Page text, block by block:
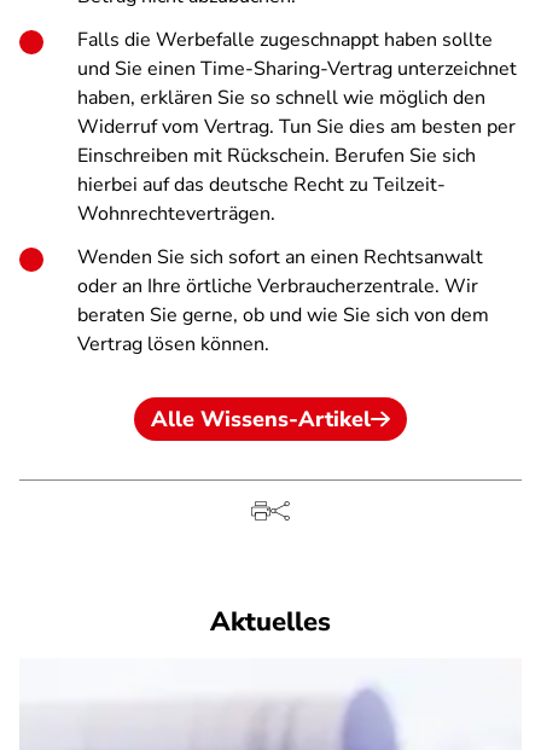
Falls die Werbefalle zugeschnappt haben sollte
und Sie einen Time-Sharing-Vertrag unterzeichnet
haben, erklären Sie so schnell wie möglich den
Widerruf vom Vertrag. Tun Sie dies am besten per
Einschreiben mit Rückschein. Berufen Sie sich
hierbei auf das deutsche Recht zu Teilzeit-
Wohnrechteverträgen.
Wenden Sie sich sofort an einen Rechtsanwalt
oder an Ihre örtliche Verbraucherzentrale. Wir
beraten Sie gerne, ob und wie Sie sich von dem
Vertrag lösen können.
Alle Wissens-Artikel
Aktuelles